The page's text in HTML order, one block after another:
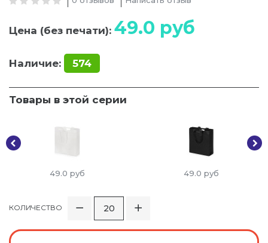
Цена (без печати): 49.0 руб
Наличие: 574
Товары в этой серии
49.0 руб 49.0 руб
КОЛИЧЕСТВО